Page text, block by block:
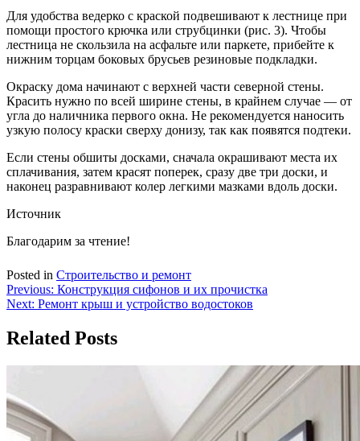
Для удобства ведерко с краской подвешивают к лестнице при
помощи простого крючка или струбцинки (рис. 3). Чтобы
лестница не скользила на асфальте или паркете, прибейте к
нижним торцам боковых брусьев резиновые подкладки.
Окраску дома начинают с верхней части северной стены.
Красить нужно по всей ширине стены, в крайнем случае — от
угла до наличника первого окна. Не рекомендуется наносить
узкую полосу краски сверху донизу, так как появятся подтеки.
Если стены обшиты досками, сначала окрашивают места их
сплачивания, затем красят поперек, сразу две три доски, и
наконец разравнивают колер легкими мазками вдоль доски.
Источник
Благодарим за чтение!
Posted in Строительство и ремонт
Навигация
по
записям
Previous: Конструкция сифонов и их прочистка
Next: Ремонт крыш и устройство водостоков
Related Posts